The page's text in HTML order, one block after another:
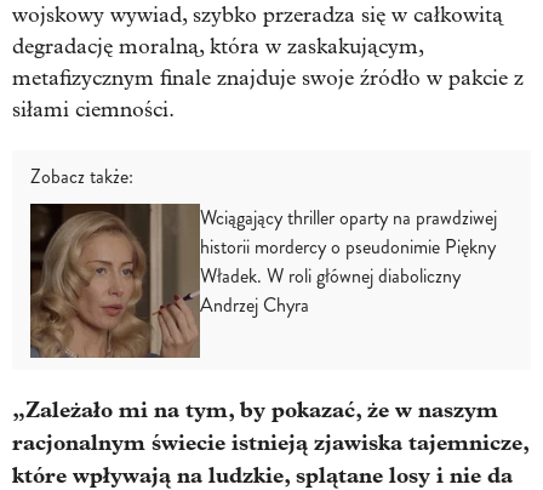
wojskowy wywiad, szybko przeradza się w całkowitą
degradację moralną, która w zaskakującym,
metafizycznym finale znajduje swoje źródło w pakcie z
siłami ciemności.
Zobacz także:
Wciągający thriller oparty na prawdziwej
historii mordercy o pseudonimie Piękny
Władek. W roli głównej diaboliczny
Andrzej Chyra
„Zależało mi na tym, by pokazać, że w naszym
racjonalnym świecie istnieją zjawiska tajemnicze,
które wpływają na ludzkie, splątane losy i nie da